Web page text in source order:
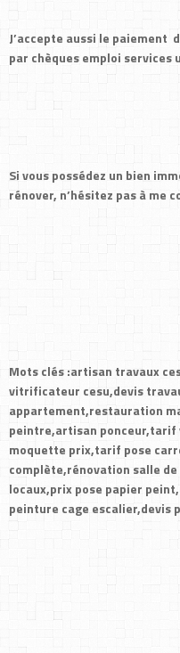
J’accepte aussi le
par chèques emploi services
Si vous possédez un bien
rénover, n’hésitez pas à me
Mots clés :artisan travaux
vitrificateur cesu,devis
appartement,restauration
peintre,artisan
moquette prix,tarif pose
complète,rénovation salle
locaux,prix pose papier
peinture cage escalier,devis